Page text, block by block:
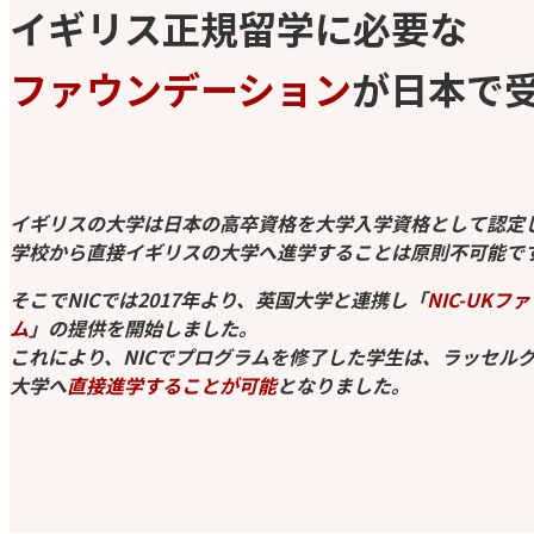
イギリス正規留学に必要な
ファウンデーションが日本で
イギリスの大学は日本の高卒資格を大学入学資格として認
学校から直接イギリスの大学へ進学することは原則不可能で
そこでNICでは2017年より、英国大学と連携し「NIC-UKフ
ム 」の提供を開始しました。
これにより、NICでプログラムを修了した学生は、ラッセル
大学へ直接進学することが可能となりました。